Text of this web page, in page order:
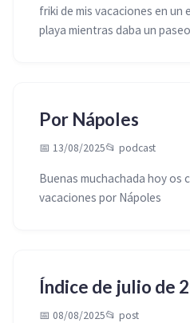
friki de mis vacaciones en un
playa mientras daba un
Por Nápoles
📅 13/08/2025📂 podcast
Buenas muchachada hoy os
vacaciones por Nápoles
Índice de julio de
📅 08/08/2025📂 post